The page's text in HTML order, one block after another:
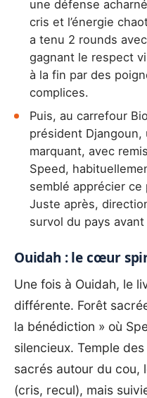
une défense
cris et l’énergie
a tenu 2 rounds
gagnant le respect
à la fin par des
complices.
Puis, au carrefour
président Djangoun,
marquant, avec
Speed,
semblé apprécier
Juste après,
survol du pays avant
Ouidah : le cœur
Une fois à Ouidah, le
différente. Forêt
la bénédiction » où
silencieux. Temple
sacrés autour du cou,
(cris, recul), mais